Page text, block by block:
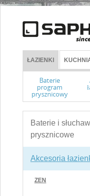
ŁAZIENKI
Baterie
program
prysznicowy
Baterie i
prysznicowe
Akcesoria
ZEN